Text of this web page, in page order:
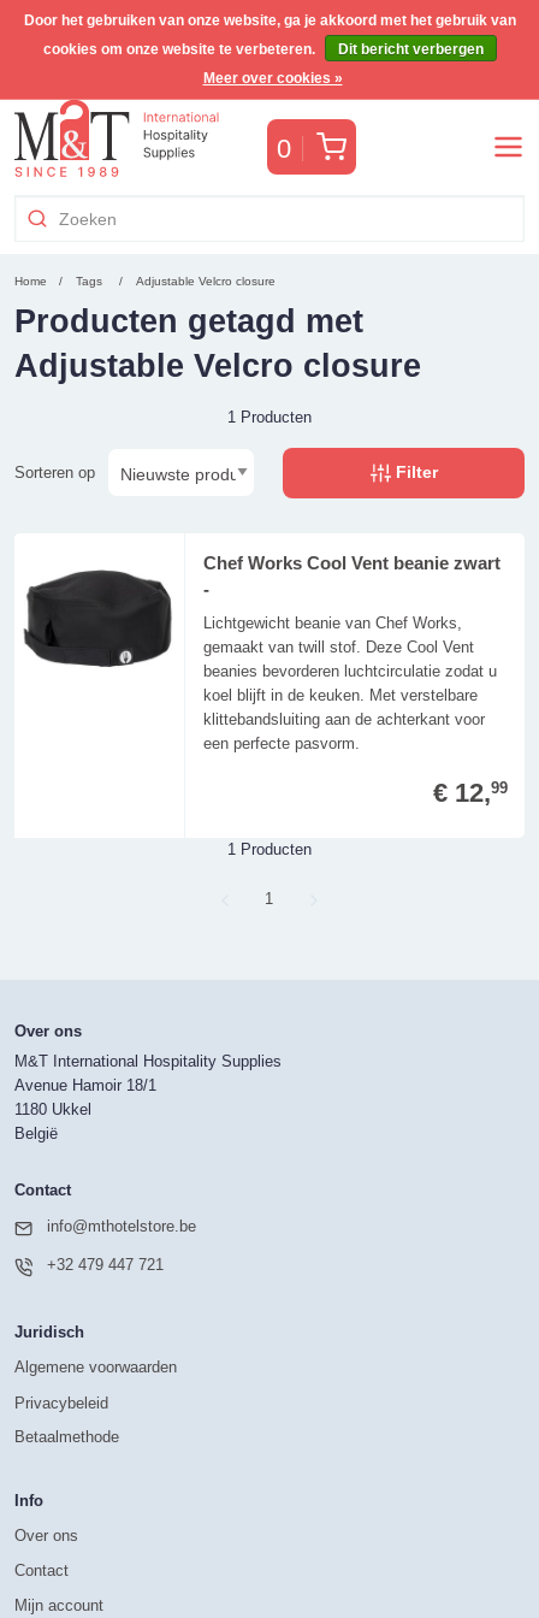
Gratis Benelux verzending voor orders >€255(incl. BTW)
0 Winkelwagen
Home Tags Adjustable Velcro closure
Producten getagd met
Adjustable Velcro closure
1 Producten
Sorteren op Filter
Chef Works Cool Vent beanie zwart
-
Lichtgewicht beanie van Chef Works,
gemaakt van twill stof. Deze Cool Vent
beanies bevorderen luchtcirculatie zodat u
koel blijft in de keuken. Met verstelbare
klittebandsluiting aan de achterkant voor
een perfecte pasvorm.
€ 12,99
1 Producten
Page
1
Over ons
M&T International Hospitality Supplies
Avenue Hamoir 18/1
1180 Ukkel
België
Contact
info@mthotelstore.be
+32 479 447 721
Juridisch
Algemene voorwaarden
Privacybeleid
Betaalmethode
Info
Over ons
Contact
Mijn account
Door het gebruiken van onze website, ga je akkoord met het gebruik van
cookies om onze website te verbeteren.
Dit bericht verbergen
Meer over cookies »